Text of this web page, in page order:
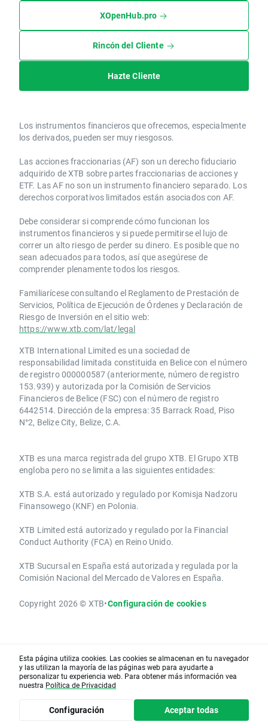
XOpenHub.pro
Rincón del Cliente
Hazte Cliente
Los instrumentos financieros que ofrecemos, especialmente
los derivados, pueden ser muy riesgosos.
Las acciones fraccionarias (AF) son un derecho fiduciario
adquirido de XTB sobre partes fraccionarias de acciones y
ETF. Las AF no son un instrumento financiero separado. Los
derechos corporativos limitados están asociados con AF.
Debe considerar si comprende cómo funcionan los
instrumentos financieros y si puede permitirse el lujo de
correr un alto riesgo de perder su dinero. Es posible que no
sean adecuados para todos, así que asegúrese de
comprender plenamente todos los riesgos.
Familiarícese consultando el Reglamento de Prestación de
Servicios, Política de Ejecución de Órdenes y Declaración de
Riesgo de Inversión en el sitio web:
https://www.xtb.com/lat/legal
XTB International Limited es una sociedad de
responsabilidad limitada constituida en Belice con el número
de registro 000000587 (anteriormente, número de registro
153.939) y autorizada por la Comisión de Servicios
Financieros de Belice (FSC) con el número de registro
6442514. Dirección de la empresa: 35 Barrack Road, Piso
N°2, Belize City, Belize, C.A.
​​XTB es una marca registrada del grupo XTB. El Grupo XTB
engloba pero no se limita a las siguientes entidades:
XTB S.A.​ está autorizado y regulado por Komisja Nadzoru
Finansowego (KNF) ​en Polonia.
XTB Limited ​está autorizado y regulado por la ​Financial
Conduct Authority ​(FCA) en ​​Reino Unido.
XTB Sucursal en España está autorizada y regulada por la
Comisión Nacional del Mercado de Valores en España.
Copyright 2026 © XTB•Configuración de cookies
Esta página utiliza cookies. Las cookies se almacenan en tu navegador
y las utilizan la mayoría de las páginas web para ayudarte a
personalizar tu experiencia web. Para obtener más información vea
nuestra Política de Privacidad
Configuración Aceptar todas